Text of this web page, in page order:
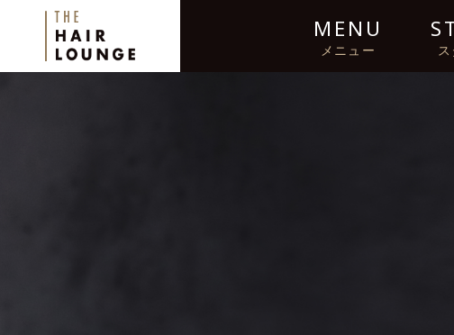
MENU
メニュー